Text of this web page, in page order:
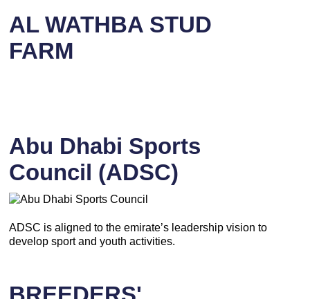
AL WATHBA STUD
FARM
Abu Dhabi Sports
Council (ADSC)
ADSC is aligned to the emirate’s leadership vision to
develop sport and youth activities.